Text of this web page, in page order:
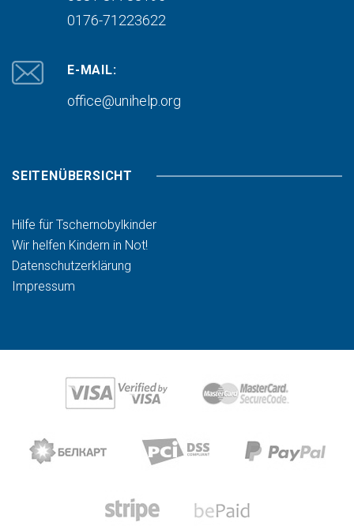
0176-71223622
E-MAIL:
office@unihelp.org
SEITENÜBERSICHT
Hilfe für Tschernobylkinder
Wir helfen Kindern in Not!
Datenschutzerklärung
Impressum